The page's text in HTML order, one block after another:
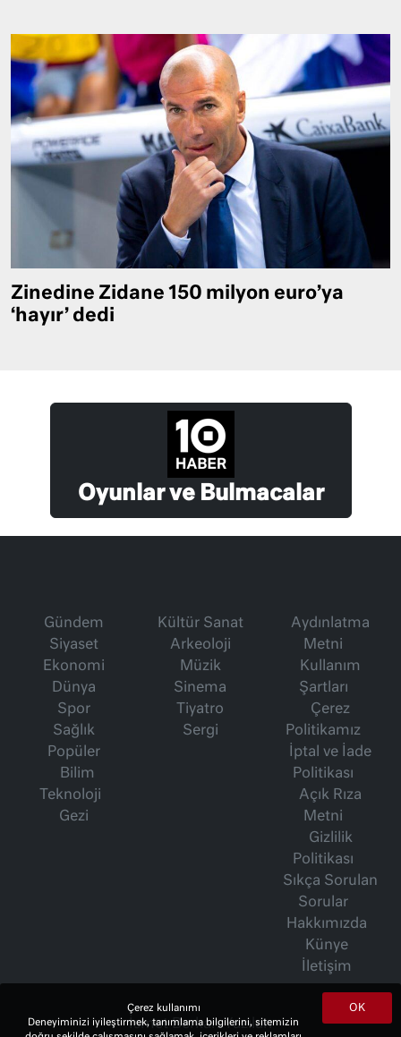
Zinedine Zidane 150 milyon euro’ya
‘hayır’ dedi
Oyunlar ve Bulmacalar
Gündem
Siyaset
Ekonomi
Dünya
Spor
Sağlık
Popüler
Bilim
Teknoloji
Gezi
Kültür Sanat
Arkeoloji
Müzik
Sinema
Tiyatro
Sergi
Aydınlatma
Metni
Kullanım
Şartları
Çerez
Politikamız
İptal ve İade
Politikası
Açık Rıza
Metni
Gizlilik
Politikası
Sıkça Sorulan
Sorular
Hakkımızda
Künye
İletişim
İsmet Berkan Yazıları
OK
Çerez kullanımı
Deneyiminizi iyileştirmek, tanımlama bilgilerini, sitemizin